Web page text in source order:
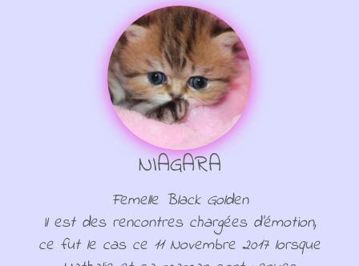
NIAGARA
Femelle Black Golden
Il est des rencontres chargées d'émotion,
ce fut le cas ce 11 Novembre 2017 lorsque